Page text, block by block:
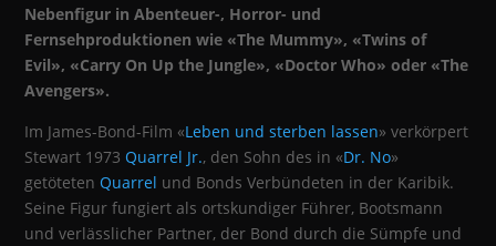
Nebenfigur in Abenteuer-, Horror- und
Fernsehproduktionen wie «The Mummy», «Twins of
Evil», «Carry On Up the Jungle», «Doctor Who» oder «The
Avengers».
Im James-Bond-Film «Leben und sterben lassen» verkörpert
Stewart 1973Quarrel Jr., den Sohn des in «Dr. No»
getötetenQuarrel und Bonds Verbündeten in der Karibik.
Seine Figur fungiert als ortskundiger Führer, Bootsmann
und verlässlicher Partner, der Bond durch die Sümpfe und